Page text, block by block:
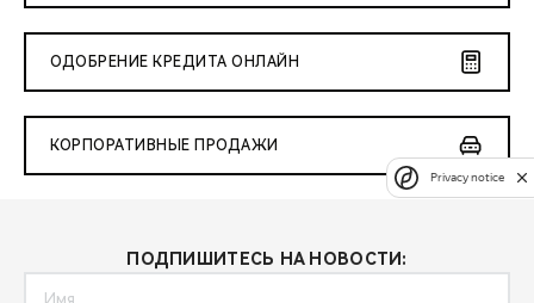
ОДОБРЕНИЕ КРЕДИТА ОНЛАЙН
КОРПОРАТИВНЫЕ ПРОДАЖИ
ПОДПИШИТЕСЬ НА НОВОСТИ:
Privacy notice